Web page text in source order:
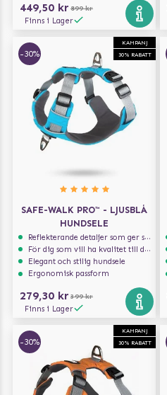
449,50 kr 899 kr
Finns i Lager
KAMPANJ
30% RABATT
-30%
SAFE-WALK PRO™ - LJUSBLÅ
HUNDSELE
Reflekterande detaljer som ger synlighet i svagt ljus
För dig som vill ha kvalitet till din hund!
Elegant och stilig hundsele
Ergonomisk passform
279,30 kr 399 kr
Finns i Lager
KAMPANJ
30% RABATT
-30%